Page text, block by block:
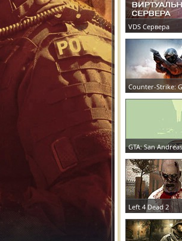
VDS Сервера
ЗАКАЗАТЬ
ЗАКАЗАТЬ
GTA: San
ЗАКАЗАТЬ
Left 4 Dead 2
ЗАКАЗАТЬ